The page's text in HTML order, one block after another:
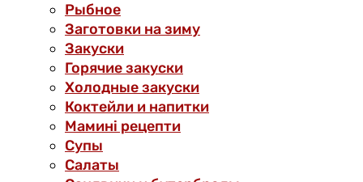
Рыбное
Заготовки на зиму
Закуски
Горячие закуски
Холодные закуски
Коктейли и напитки
Мамині рецепти
Супы
Салаты